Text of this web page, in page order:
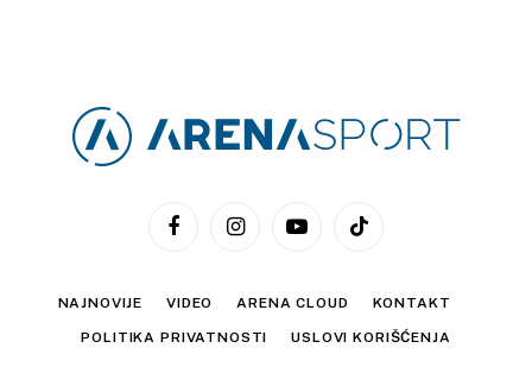
FacebookInstagramYouTubeTikTok
NAJNOVIJE VIDEO ARENA CLOUD KONTAKT
POLITIKA PRIVATNOSTI USLOVI KORIŠĆENJA